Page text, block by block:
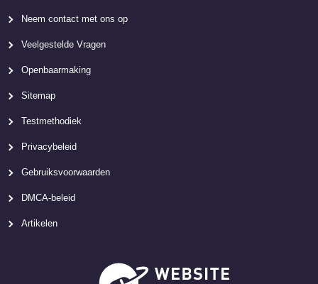
Neem contact met ons op
Veelgestelde Vragen
Openbaarmaking
Sitemap
Testmethodiek
Privacybeleid
Gebruiksvoorwaarden
DMCA-beleid
Artikelen